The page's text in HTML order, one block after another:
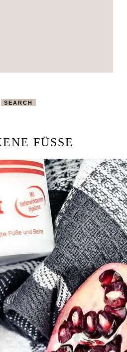
SEARCH
FÜSSE